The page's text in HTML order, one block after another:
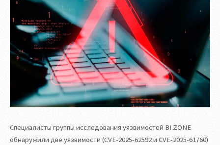
Специалисты группы исследования уязвимостей BI.ZONE
обнаружили две уязвимости (CVE-2025-62592 и CVE-2025-61760)